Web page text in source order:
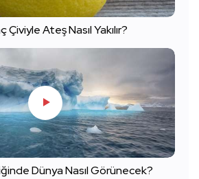
Ateş Nasıl Yakılır?
Dünya Nasıl Görünecek?